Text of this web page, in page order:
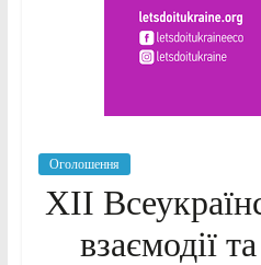
Оголошення
XII
взаємодії